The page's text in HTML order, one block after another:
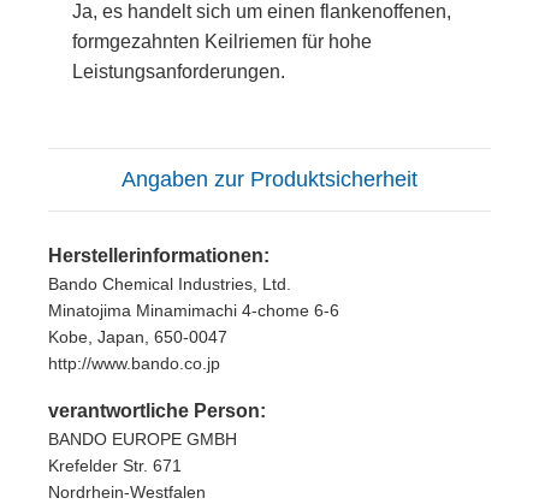
Ja, es handelt sich um einen flankenoffenen,
formgezahnten Keilriemen für hohe
Leistungsanforderungen.
Angaben zur Produktsicherheit
Herstellerinformationen:
Bando Chemical Industries, Ltd.
Minatojima Minamimachi 4-chome 6-6
Kobe, Japan, 650-0047
http://www.bando.co.jp
verantwortliche Person:
BANDO EUROPE GMBH
Krefelder Str. 671
Nordrhein-Westfalen